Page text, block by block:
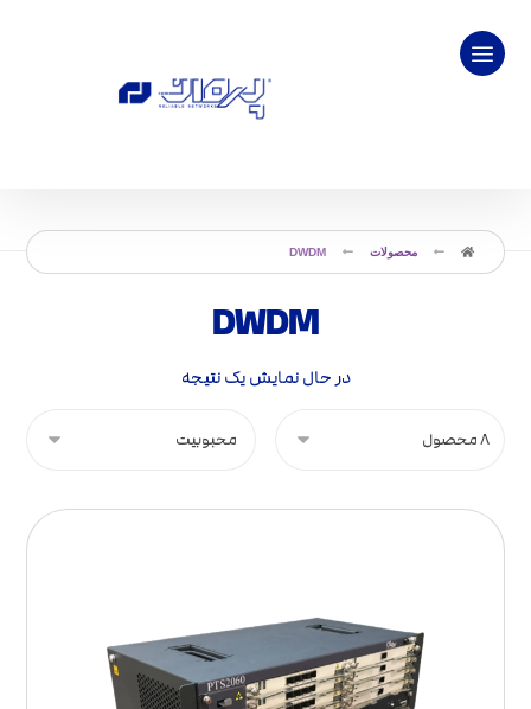
محصولات DWDM
DWDM
در حال نمایش یک نتیجه